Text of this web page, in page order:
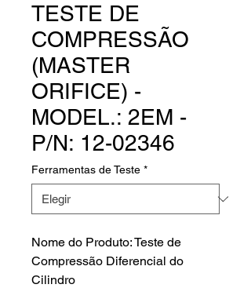
TESTE DE
COMPRESSÃO
(MASTER
ORIFICE) -
MODEL.: 2EM -
P/N: 12-02346
Ferramentas de Teste *
Nome do Produto: Teste de
Compressão Diferencial do
Cilindro